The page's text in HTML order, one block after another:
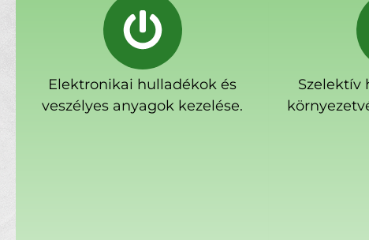
Elektronikai hulladékok és
veszélyes anyagok kezelése.
Szelektív